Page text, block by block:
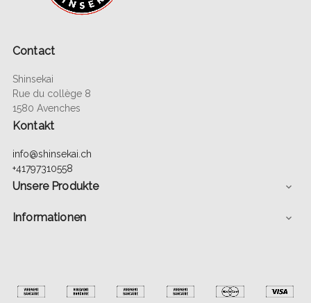
Contact
Shinsekai
Rue du collège 8
1580 Avenches
Kontakt
info@shinsekai.ch
+41797310558
Unsere Produkte 
Informationen 